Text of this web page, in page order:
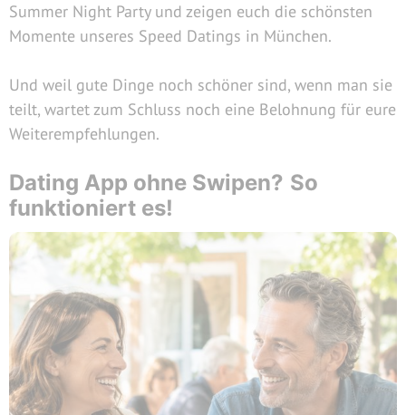
Summer Night Party und zeigen euch die schönsten
Momente unseres Speed Datings in München.
Und weil gute Dinge noch schöner sind, wenn man sie
teilt, wartet zum Schluss noch eine Belohnung für eure
Weiterempfehlungen.
Dating App ohne Swipen? So
funktioniert es!